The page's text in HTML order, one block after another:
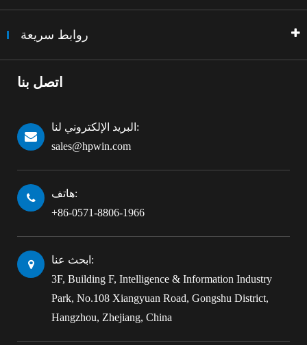
روابط سريعة
اتصل بنا
البريد الإلكتروني لنا:
sales@hpwin.com
هاتف:
+86-0571-8806-1966
ابحث عنا:
3F, Building F, Intelligence & Information Industry
Park, No.108 Xiangyuan Road, Gongshu District,
Hangzhou, Zhejiang, China